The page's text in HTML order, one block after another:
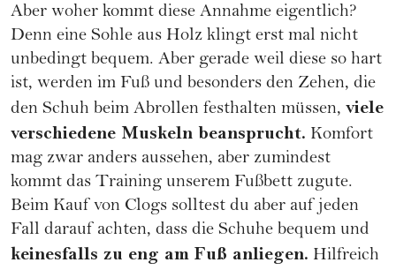
Aber woher kommt diese Annahme eigentlich?
Denn eine Sohle aus Holz klingt erst mal nicht
unbedingt bequem. Aber gerade weil diese so hart
ist, werden im Fuß und besonders den Zehen, die
den Schuh beim Abrollen festhalten müssen, viele
verschiedene Muskeln beansprucht. Komfort
mag zwar anders aussehen, aber zumindest
kommt das Training unserem Fußbett zugute.
Beim Kauf von Clogs solltest du aber auf jeden
Fall darauf achten, dass die Schuhe bequem und
keinesfalls zu eng am Fuß anliegen. Hilfreich